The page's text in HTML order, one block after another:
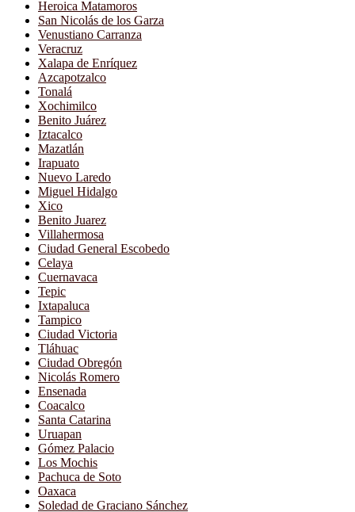
Heroica Matamoros
San Nicolás de los Garza
Venustiano Carranza
Veracruz
Xalapa de Enríquez
Azcapotzalco
Tonalá
Xochimilco
Benito Juárez
Iztacalco
Mazatlán
Irapuato
Nuevo Laredo
Miguel Hidalgo
Xico
Benito Juarez
Villahermosa
Ciudad General Escobedo
Celaya
Cuernavaca
Tepic
Ixtapaluca
Tampico
Ciudad Victoria
Tláhuac
Ciudad Obregón
Nicolás Romero
Ensenada
Coacalco
Santa Catarina
Uruapan
Gómez Palacio
Los Mochis
Pachuca de Soto
Oaxaca
Soledad de Graciano Sánchez